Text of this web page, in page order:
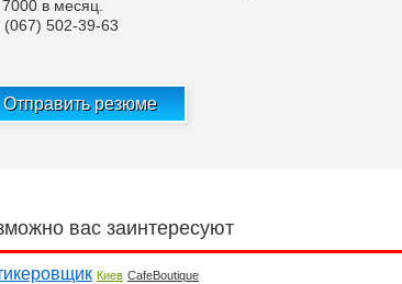
в месяц.
(067) 502-39-63
Отправить резюме
вас заинтересуют
Киев CafeBoutique